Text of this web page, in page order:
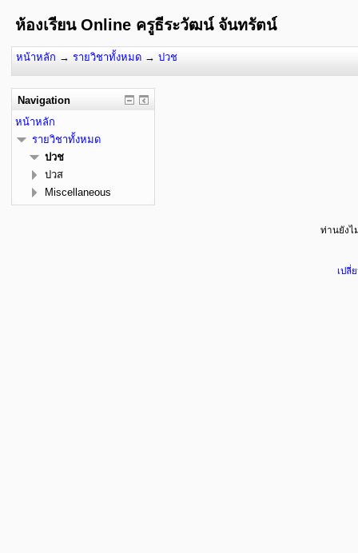
ห้องเรียน Online ครูธีระวัฒน์ จันทรัตน์
หน้าหลัก → รายวิชาทั้งหมด → ปวช
Navigation
หน้าหลัก
รายวิชาทั้งหมด
ปวช
ปวส
Miscellaneous
ท่านยังไ
เปลี่